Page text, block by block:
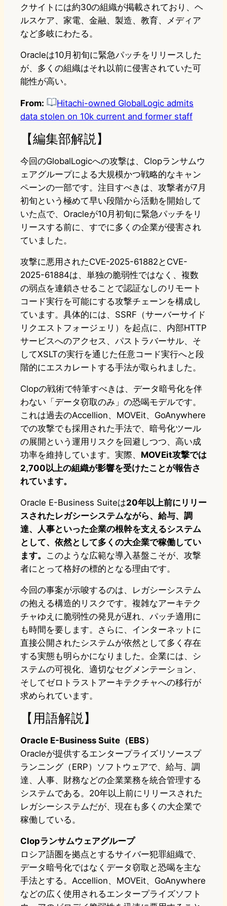
クサイトには約30の組織が掲載されており、ヘ
ルスケア、家電、金融、製造、教育、メディア
など多岐にわたる。
Oracleは10月初旬に緊急パッチをリリースした
が、多くの組織はそれ以前に侵害されていた可
能性が高い。
From:
Hitachi-owned GlobalLogic admits
data stolen on 10k current and former staff
【編集部解説】
今回のGlobalLogicへの攻撃は、Clopランサムウ
ェアグループによる大規模かつ戦略的なキャン
ペーンの一部です。注目すべきは、攻撃者が7月
初旬という極めて早い段階から活動を開始して
いた点で、Oracleが10月初旬に緊急パッチをリ
リースする前に、すでに多くの企業が侵害され
ていました。
攻撃に悪用されたCVE-2025-61882とCVE-
2025-61884は、単独の脆弱性ではなく、複数
の弱点を連鎖させることで認証なしのリモート
コード実行を可能にする攻撃チェーンを構成し
ています。具体的には、SSRF（サーバーサイド
リクエストフォージェリ）を起点に、内部HTTP
サービスへのアクセス、パストラバーサル、そ
してXSLTの実行を通じた任意コード実行へと段
階的にエスカレートする手法が取られました。
Clopの戦術で特筆すべきは、データ暗号化を伴
わない「データ窃取のみ」の恐喝モデルです。
これは過去のAccellion、MOVEit、GoAnywhere
での攻撃でも採用された手法で、暗号化ツール
の展開という運用リスクを回避しつつ、高い成
功率を維持しています。実際、 MOVEit攻撃では
2,700以上の組織が影響を受けたことが報告さ
れています。
Oracle E-Business Suiteは20年以上前にリリー
スされたレガシーシステムながら、給与、調
達、人事といった企業の根幹を支えるシステム
として、依然として多くの大企業で稼働してい
ます。 このような広範な導入基盤こそが、攻撃
者にとって格好の標的となる理由です。
今回の事案が示唆するのは、レガシーシステム
の抱える構造的リスクです。複雑なアーキテク
チャゆえに脆弱性の発見が遅れ、パッチ適用に
も時間を要します。さらに、インターネットに
直接公開されたシステムが依然として多く存在
する実態も明らかになりました。企業には、シ
ステムの可視化、適切なセグメンテーション、
そしてゼロトラストアーキテクチャへの移行が
求められています。
【用語解説】
Oracle E-Business Suite（EBS）
Oracleが提供するエンタープライズリソースプ
ランニング（ERP）ソフトウェアで、給与、調
達、人事、財務などの企業業務を統合管理する
システムである。20年以上前にリリースされた
レガシーシステムだが、現在も多くの大企業で
稼働している。
Clopランサムウェアグループ
ロシア語圏を拠点とするサイバー犯罪組織で、
データ暗号化ではなくデータ窃取と恐喝を主な
手法とする。Accellion、MOVEit、GoAnywhere
などの広く使用されるエンタープライズソフト